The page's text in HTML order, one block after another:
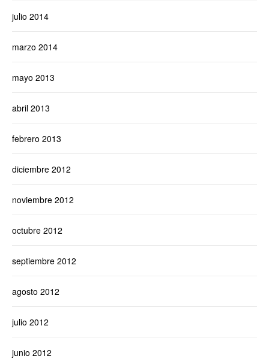
julio 2014
marzo 2014
mayo 2013
abril 2013
febrero 2013
diciembre 2012
noviembre 2012
octubre 2012
septiembre 2012
agosto 2012
julio 2012
junio 2012